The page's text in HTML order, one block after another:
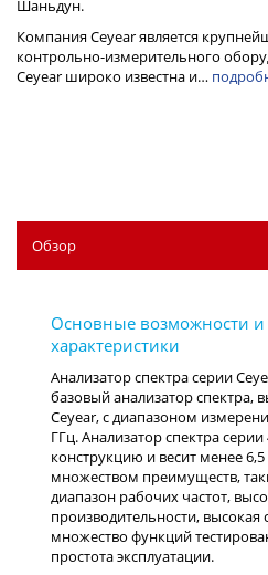
Шаньдун.
Компания Ceyear является
контрольно-измерительного
Ceyear широко известна и…
Обзор
Анализатор спектра серии
базовый анализатор
Ceyear, с диапазоном
ГГц. Анализатор спектра
конструкцию и весит менее
множеством преимуществ,
диапазон рабочих частот,
производительности, высокая
множество функций
простота эксплуатации.